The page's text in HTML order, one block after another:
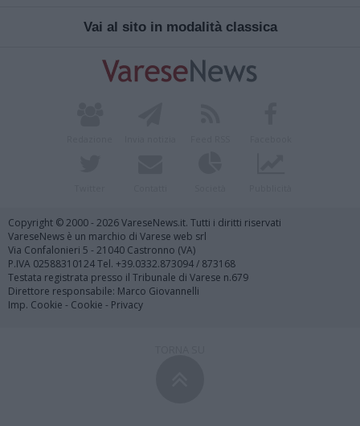
Vai al sito in modalità classica
Copyright © 2000 - 2026 VareseNews.it. Tutti i diritti riservati
VareseNews è un marchio di Varese web srl
Via Confalonieri 5 - 21040 Castronno (VA)
P.IVA 02588310124 Tel. +39.0332.873094 / 873168
Testata registrata presso il Tribunale di Varese n.679
Direttore responsabile: Marco Giovannelli
Imp. Cookie - Cookie - Privacy